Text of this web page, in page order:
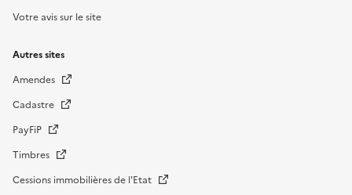
Votre avis sur le site
Autres sites
Amendes
Cadastre
PayFiP
Timbres
Cessions immobilières de l'Etat